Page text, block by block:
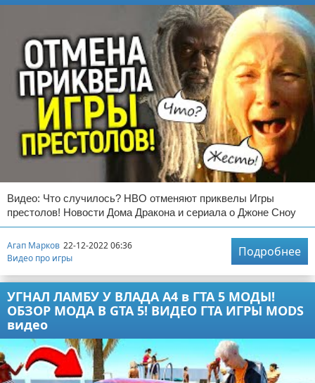
Видео: Что случилось? НВО отменяют приквелы Игры
престолов! Новости Дома Дракона и сериала о Джоне Сноу
Агап Марков 22-12-2022 06:36
Видео про игры
Подробнее
УГНАЛ ЛАМБУ У ВЛАДА А4 в ГТА 5 МОДЫ!
ОБЗОР МОДА В GTA 5! ВИДЕО ГТА ИГРЫ MODS
видео